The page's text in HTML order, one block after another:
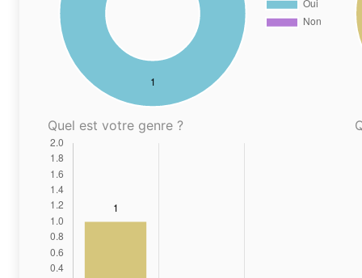
Quel est votre genre ?